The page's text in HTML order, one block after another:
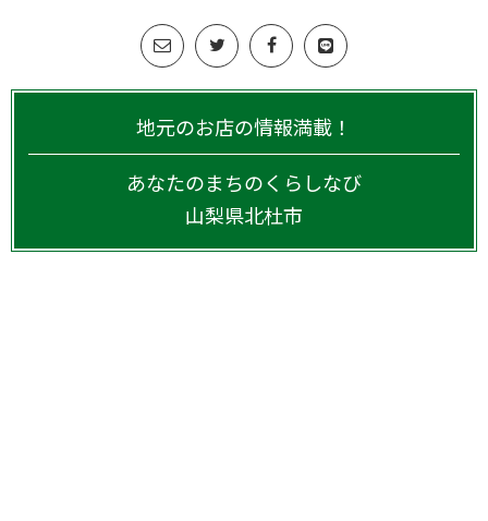
地元のお店の情報満載！
あなたのまちのくらしなび
山梨県北杜市